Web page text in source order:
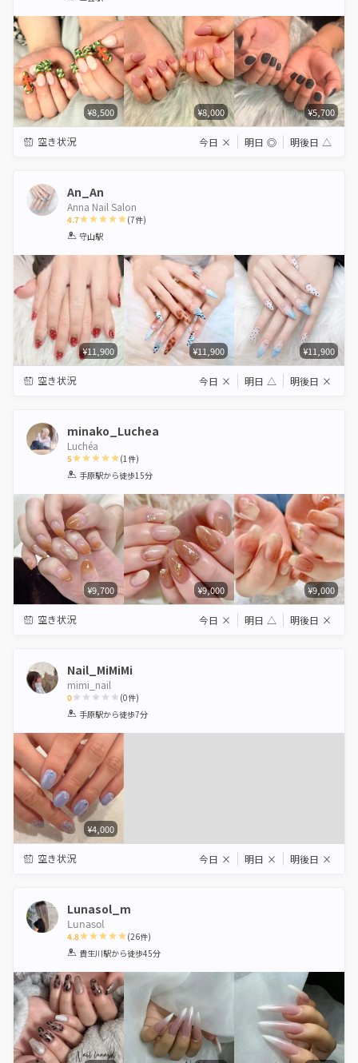
¥8,500 ¥8,000 ¥5,700
空き状況 今日 × 明日 ◎ 明後日 △
An_An
Anna Nail Salon
4.7
1 2 3
(7件)
守山駅
¥11,900 ¥11,900 ¥11,900
空き状況 今日 × 明日 △ 明後日 ×
minako_Luchea
Luchéa
5
1 2 3 4 5
(1件)
手原駅から徒歩15分
¥9,700 ¥9,000 ¥9,000
空き状況 今日 × 明日 △ 明後日 ×
Nail_MiMiMi
mimi_nail
0
1 2 3 4 5
(0件)
手原駅から徒歩7分
¥4,000
空き状況 今日 × 明日 × 明後日 ×
Lunasol_m
𝖫𝗎𝗇𝖺𝗌𝗈𝗅
4.8
1 2 3 4 5
(26件)
貴生川駅から徒歩45分